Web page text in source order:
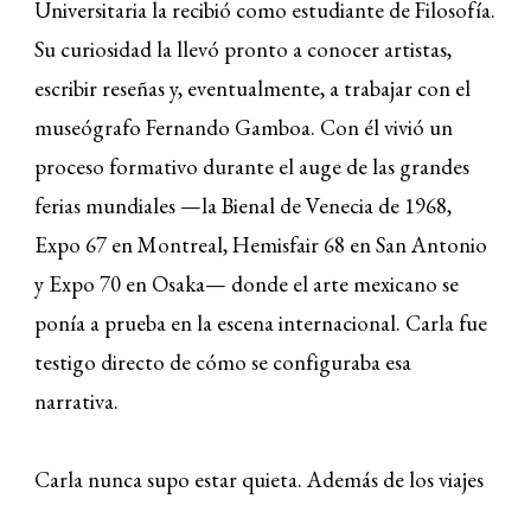
Universitaria la recibió como estudiante de Filosofía.
Su curiosidad la llevó pronto a conocer artistas,
escribir reseñas y, eventualmente, a trabajar con el
museógrafo Fernando Gamboa. Con él vivió un
proceso formativo durante el auge de las grandes
ferias mundiales —la Bienal de Venecia de 1968,
Expo 67 en Montreal, Hemisfair 68 en San Antonio
y Expo 70 en Osaka— donde el arte mexicano se
ponía a prueba en la escena internacional. Carla fue
testigo directo de cómo se configuraba esa
narrativa.
Carla nunca supo estar quieta. Además de los viajes